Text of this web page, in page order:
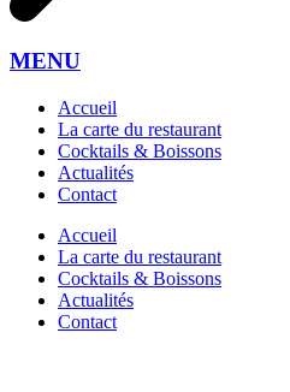
MENU
Accueil
La carte du restaurant
Cocktails & Boissons
Actualités
Contact
Accueil
La carte du restaurant
Cocktails & Boissons
Actualités
Contact